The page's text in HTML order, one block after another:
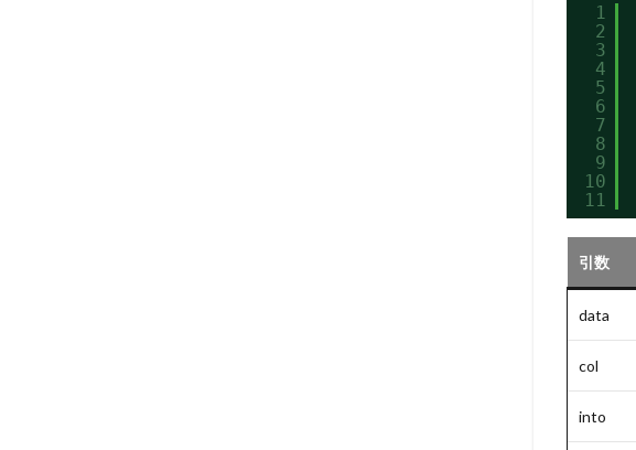
1
2
3
4
5
6
7
8
9
10
11
引数
data
col
into